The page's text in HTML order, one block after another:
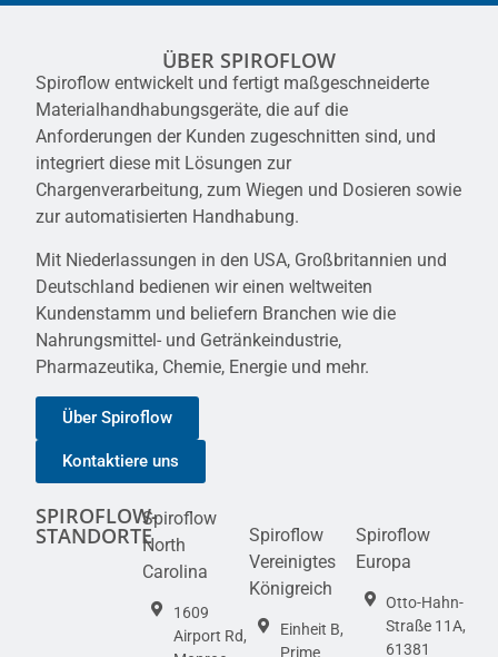
ÜBER SPIROFLOW
Spiroflow entwickelt und fertigt maßgeschneiderte
Materialhandhabungsgeräte, die auf die
Anforderungen der Kunden zugeschnitten sind, und
integriert diese mit Lösungen zur
Chargenverarbeitung, zum Wiegen und Dosieren sowie
zur automatisierten Handhabung.
Mit Niederlassungen in den USA, Großbritannien und
Deutschland bedienen wir einen weltweiten
Kundenstamm und beliefern Branchen wie die
Nahrungsmittel- und Getränkeindustrie,
Pharmazeutika, Chemie, Energie und mehr.
Über Spiroflow
Kontaktiere uns
SPIROFLOW-
STANDORTE
Spiroflow
North
Carolina
1609
Airport Rd,
Spiroflow
Vereinigtes
Königreich
Einheit B,
Prime
Spiroflow
Europa
Otto-Hahn-
Straße 11A,
61381